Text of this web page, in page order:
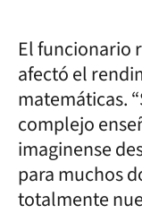
El funcionario
afectó el
matemáticas.
complejo
imaginense
para muchos
totalmente